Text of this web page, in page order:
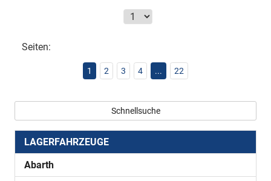
Seiten:
1 2 3 4 ... 22
Schnellsuche
LAGERFAHRZEUGE
Abarth